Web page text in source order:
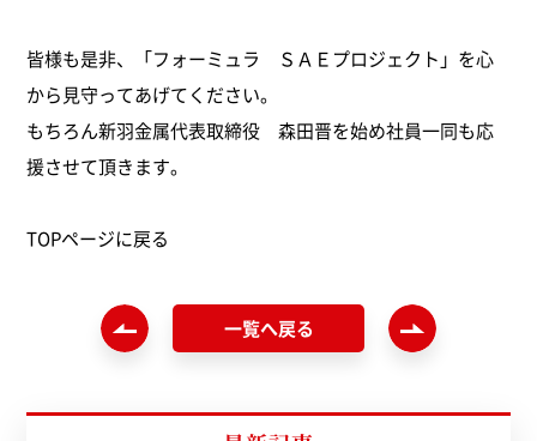
皆様も是非、「フォーミュラ ＳＡＥプロジェクト」を心
から見守ってあげてください。
もちろん新羽金属代表取締役 森田晋を始め社員一同も応
援させて頂きます。
TOPページに戻る
一覧へ戻る